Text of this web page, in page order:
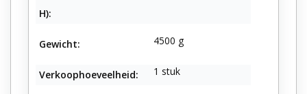
H):
Gewicht: 4500 g
Verkoophoeveelheid: 1 stuk